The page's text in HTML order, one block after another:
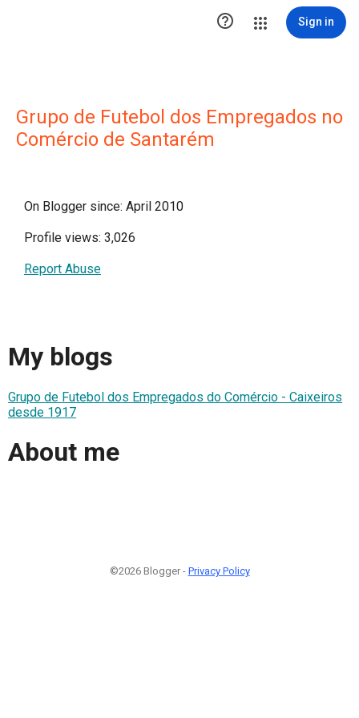
 Sign in
Grupo de Futebol dos Empregados no
Comércio de Santarém
On Blogger since: April 2010
Profile views: 3,026
Report Abuse
My blogs
Grupo de Futebol dos Empregados do Comércio - Caixeiros
desde 1917
About me
©2026 Blogger - Privacy Policy